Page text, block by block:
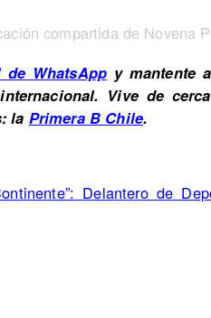
compartida de Novena
de WhatsApp y mantente
Vive de
la Primera B Chile.
Delantero de